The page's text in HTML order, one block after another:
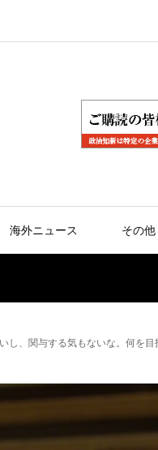
海外ニュース その他
、関与する気もないな。何を